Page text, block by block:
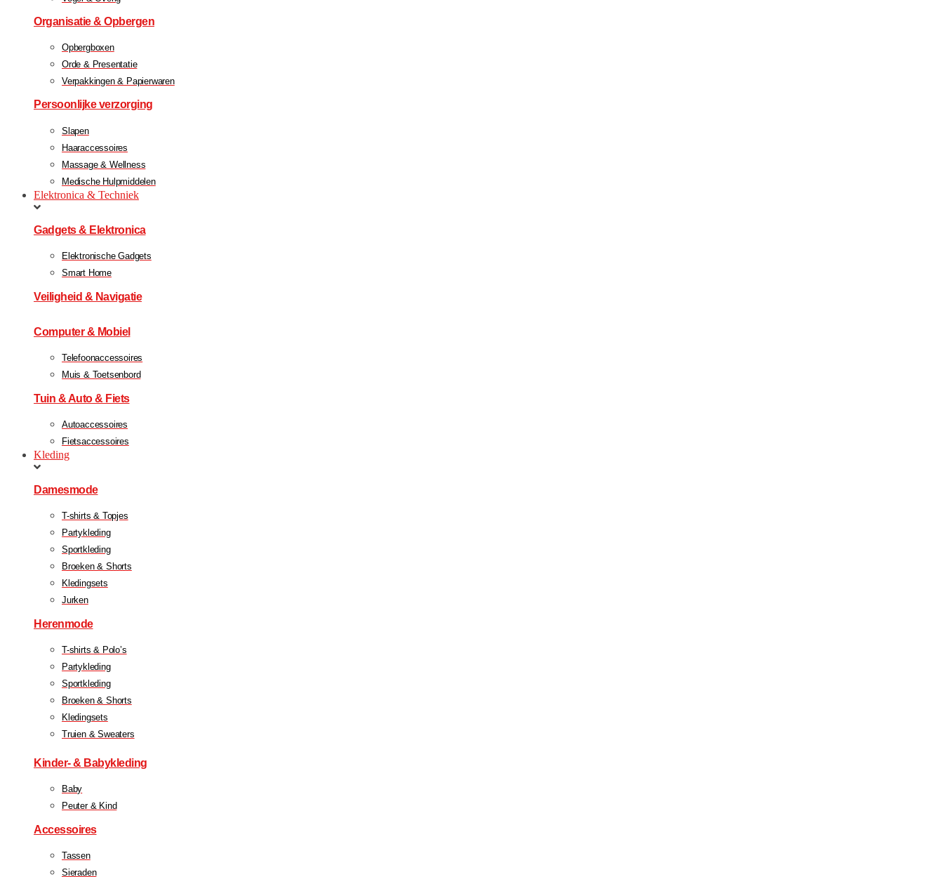
Organisatie & Opbergen
Opbergboxen
Orde & Presentatie
Verpakkingen & Papierwaren
Persoonlijke verzorging
Slapen
Haaraccessoires
Massage & Wellness
Medische Hulpmiddelen
Elektronica & Techniek
Gadgets & Elektronica
Elektronische Gadgets
Smart Home
Veiligheid & Navigatie
Computer & Mobiel
Telefoonaccessoires
Muis & Toetsenbord
Tuin & Auto & Fiets
Autoaccessoires
Fietsaccessoires
Kleding
Damesmode
T-shirts & Topjes
Partykleding
Sportkleding
Broeken & Shorts
Kledingsets
Jurken
Herenmode
T-shirts & Polo’s
Partykleding
Sportkleding
Broeken & Shorts
Kledingsets
Truien & Sweaters
Kinder- & Babykleding
Baby
Peuter & Kind
Accessoires
Tassen
Sieraden